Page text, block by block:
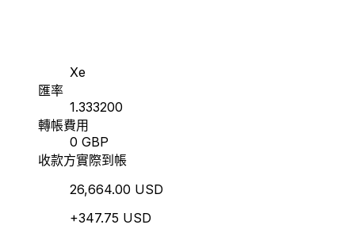
Xe
匯率
1.333200
轉帳費用
0 GBP
收款方實際到帳
26,664.00 USD
+347.75 USD